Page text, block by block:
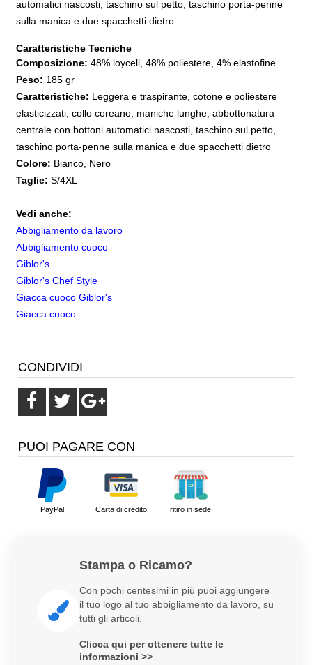
automatici nascosti, taschino sul petto, taschino porta-penne
sulla manica e due spacchetti dietro.
Caratteristiche Tecniche
Composizione: 48% loycell, 48% poliestere, 4% elastofine
Peso: 185 gr
Caratteristiche: Leggera e traspirante, cotone e poliestere
elasticizzati, collo coreano, maniche lunghe, abbottonatura
centrale con bottoni automatici nascosti, taschino sul petto,
taschino porta-penne sulla manica e due spacchetti dietro
Colore: Bianco, Nero
Taglie: S/4XL
Vedi anche:
Abbigliamento da lavoro
Abbigliamento cuoco
Giblor's
Giblor's Chef Style
Giacca cuoco Giblor's
Giacca cuoco
CONDIVIDI
PUOI PAGARE CON
PayPal Carta di credito ritiro in sede
Stampa o Ricamo?
Con pochi centesimi in più puoi aggiungere
il tuo logo al tuo abbigliamento da lavoro, su
tutti gli articoli.
Clicca qui per ottenere tutte le
informazioni >>